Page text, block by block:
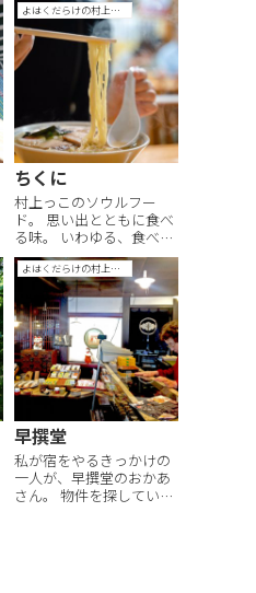
んは、凄腕大工さん。い
つもとにかく笑顔です。
どうしてもつられて笑っ
てしまう。 ゑびす屋さん
は、石栗さんが作られ
た、木工品を展...
よはくだらけの村上手帖
ちくに
村上っこのソウルフー
ド。 思い出とともに食べ
る味。 いわゆる、食べロ
グで☆がいくつもつくよ
うな、どこの誰が食べて
も美味しいラーメンとは
一線を画すのです。 麺は
やわらかめ。 じゃなく
て、やわらかい です。
メニューは中華そばと肉
そば、それぞれ...
よはくだらけの村上手帖
早撰堂
私が宿をやるきっかけの
一人が、早撰堂のおかあ
さん。 物件を探している